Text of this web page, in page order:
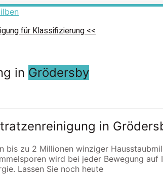
für Klassifizierung <<
in Grödersby
in
bis zu 2 Millionen winziger
wird bei jeder Bewegung
Lassen Sie noch heute